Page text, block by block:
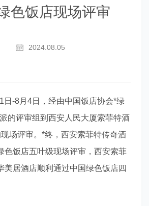
色饭店现场评审
2024.08.05
日-8月4日，经由中国饭店协会*绿
的评审组到西安人民大厦索菲特酒
场评审。*终，西安索菲特传奇酒
色饭店五叶级现场评审，西安索菲
美居酒店顺利通过中国绿色饭店四